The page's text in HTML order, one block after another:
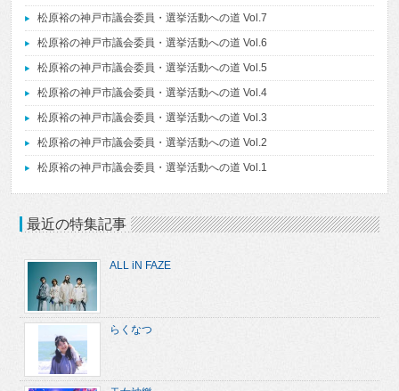
松原裕の神戸市議会委員・選挙活動への道 Vol.7
松原裕の神戸市議会委員・選挙活動への道 Vol.6
松原裕の神戸市議会委員・選挙活動への道 Vol.5
松原裕の神戸市議会委員・選挙活動への道 Vol.4
松原裕の神戸市議会委員・選挙活動への道 Vol.3
松原裕の神戸市議会委員・選挙活動への道 Vol.2
松原裕の神戸市議会委員・選挙活動への道 Vol.1
最近の特集記事
ALL iN FAZE
らくなつ